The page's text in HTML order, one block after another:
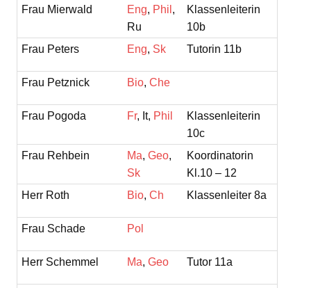
Frau Mierwald
Eng, Phil ,
Ru
Klassenleiterin
10b
Frau Peters
Eng, Sk Tutorin 11b
Frau Petznick Bio,Che
Frau Pogoda Fr, It, Phil
Klassenleiterin
10c
Frau Rehbein
Ma,Geo,
Sk
Koordinatorin
Kl.10 – 12
Herr Roth
Bio,Ch Klassenleiter 8a
Frau Schade Pol
Herr Schemmel Ma,Geo Tutor 11a